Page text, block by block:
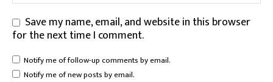
Save my name, email, and website in this browser
for the next time I comment.
Notify me of follow-up comments by email.
Notify me of new posts by email.